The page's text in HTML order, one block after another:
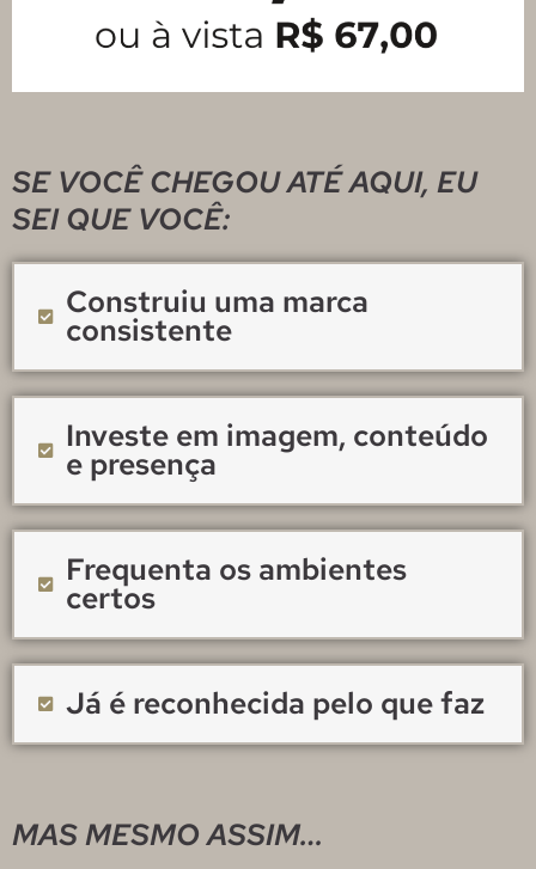
SE VOCÊ CHEGOU ATÉ AQUI, EU
SEI QUE VOCÊ:
Construiu uma marca
consistente
Investe em imagem, conteúdo
e presença
Frequenta os ambientes
certos
Já é reconhecida pelo que faz
MAS MESMO ASSIM…